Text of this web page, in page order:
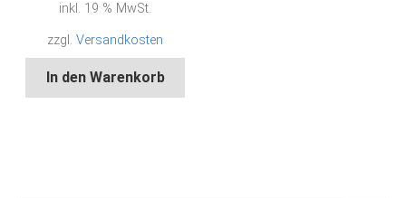
inkl. 19 % MwSt.
zzgl.Versandkosten
In den Warenkorb